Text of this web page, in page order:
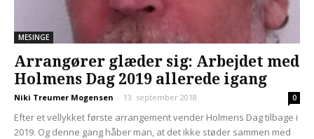
MESINGE
Arrangører glæder sig: Arbejdet med
Holmens Dag 2019 allerede igang
Niki Treumer Mogensen - 13. september 2018 0
Efter et vellykket første arrangement vender Holmens Dag tilbage i
2019. Og denne gang håber man, at det ikke støder sammen med